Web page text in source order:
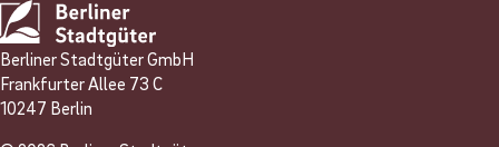
Berliner Stadtgüter GmbH
Frankfurter Allee 73 C
10247 Berlin